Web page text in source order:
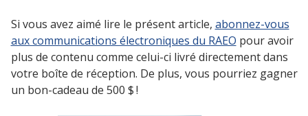
Si vous avez aimé lire le présent article, abonnez-vous
aux communications électroniques du RAEO pour avoir
plus de contenu comme celui-ci livré directement dans
votre boîte de réception. De plus, vous pourriez gagner
un bon-cadeau de 500 $ !